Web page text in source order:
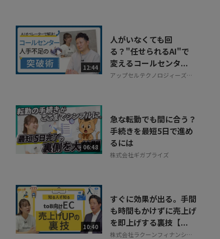
12:44
人がいなくても回
る？"任せられるAI"で
変えるコールセンタ...
アップセルテクノロジィーズ株
06:48
急な転勤でも間に合う？
手続きを最短5日で進め
るには
株式会社ギガプライズ
10:40
すぐに効果が出る。手間
も時間もかけずに売上げ
を即上げする裏技【...
株式会社ラクーンフィナンシャ